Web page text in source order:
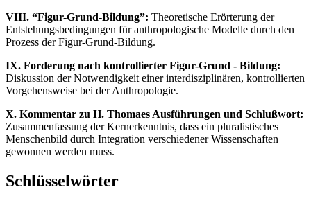
VIII. “Figur-Grund-Bildung”: Theoretische Erörterung der
Entstehungsbedingungen für anthropologische Modelle durch den
Prozess der Figur-Grund-Bildung.
IX. Forderung nach kontrollierter Figur-Grund - Bildung:
Diskussion der Notwendigkeit einer interdisziplinären, kontrollierten
Vorgehensweise bei der Anthropologie.
X. Kommentar zu H. Thomaes Ausführungen und Schlußwort:
Zusammenfassung der Kernerkenntnis, dass ein pluralistisches
Menschenbild durch Integration verschiedener Wissenschaften
gewonnen werden muss.
Schlüsselwörter